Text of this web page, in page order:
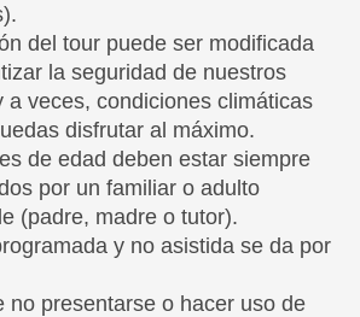
del tour puede ser modificada
la seguridad de nuestros
a veces, condiciones climáticas
disfrutar al máximo.
de edad deben estar siempre
por un familiar o adulto
(padre, madre o tutor).
y no asistida se da por
no presentarse o hacer uso de